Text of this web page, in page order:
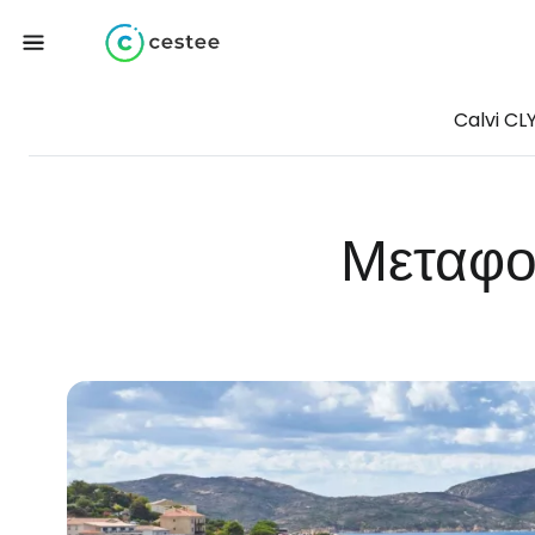
Calvi